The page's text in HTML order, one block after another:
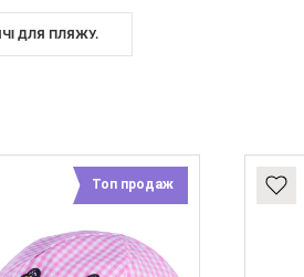
ДЛЯ ПЛЯЖУ.
Топ продаж